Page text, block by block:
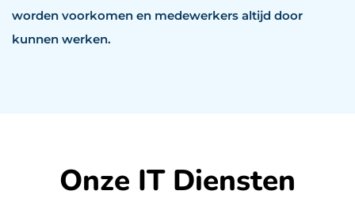
worden voorkomen en medewerkers altijd door
kunnen werken.
Onze IT Diensten